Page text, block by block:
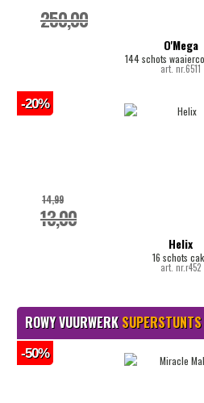
O'Mega
144 schots
art. nr.6511
250,00
Helix
16 schots
art. nr.r452
13,00
14,99
-20%
ROWY VUURWERKSUPERSTUNTS
-50%